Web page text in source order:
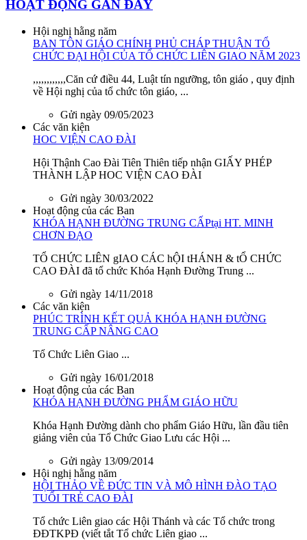
HOẠT ĐỘNG GẦN ĐÂY
Hội nghị hằng năm
BAN TÔN GIÁO CHÍNH PHỦ CHÁP THUẬN TỔ
CHỨC ĐẠI HỘI CỦA TỔ CHỨC LIÊN GIAO NĂM 2023
,,,,,,,,,,,,Căn cứ điều 44, Luật tín ngưỡng, tôn giáo , quy định
về Hội nghị của tổ chức tôn giáo, ...
Gửi ngày 09/05/2023
Các văn kiện
HOC VIỆN CAO ĐÀI
Hội Thậnh Cao Đài Tiên Thiên tiếp nhận GIẤY PHÉP
THÀNH LẬP HOC VIỆN CAO ĐÀI
Gửi ngày 30/03/2022
Hoạt động của các Ban
KHÓA HẠNH ĐƯỜNG TRUNG CẤPtại HT. MINH
CHƠN ĐẠO
TỔ CHỨC LIÊN gIAO CÁC hỘI tHÁNH & tỔ CHỨC
CAO ĐÀI đã tổ chức Khóa Hạnh Đường Trung ...
Gửi ngày 14/11/2018
Các văn kiện
PHÚC TRÌNH KẾT QUẢ KHÓA HẠNH ĐƯỜNG
TRUNG CẤP NÂNG CAO
Tổ Chức Liên Giao ...
Gửi ngày 16/01/2018
Hoạt động của các Ban
KHÓA HẠNH ĐƯỜNG PHẨM GIÁO HỮU
Khóa Hạnh Đường dành cho phẩm Giáo Hữu, lần đầu tiên
giảng viên của Tổ Chức Giao Lưu các Hội ...
Gửi ngày 13/09/2014
Hội nghị hằng năm
HỘI THẢO VỀ ĐỨC TIN VÀ MÔ HÌNH ĐÀO TẠO
TUỔI TRẺ CAO ĐÀI
Tổ chức Liên giao các Hội Thánh và các Tổ chức trong
ĐĐTKPĐ (viết tắt Tổ chức Liên giao ...